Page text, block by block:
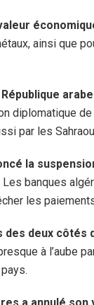
ainsi que
diplomatique de
par les
la
banques
les
des deux côtés
à l’aube